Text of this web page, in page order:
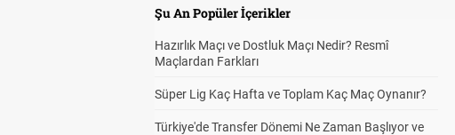
Şu An Popüler İçerikler
Hazırlık Maçı ve Dostluk Maçı Nedir? Resmî
Maçlardan Farkları
Süper Lig Kaç Hafta ve Toplam Kaç Maç Oynanır?
Türkiye'de Transfer Dönemi Ne Zaman Başlıyor ve